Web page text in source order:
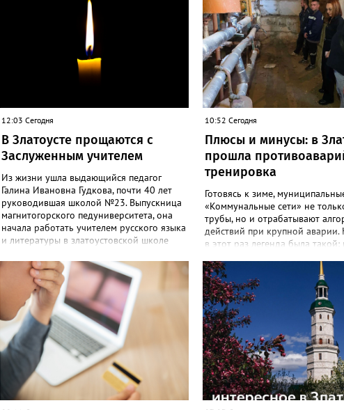
12:03 Сегодня
В Златоусте прощаются с
Заслуженным учителем
Из жизни ушла выдающийся педагог
Галина Ивановна Гудкова, почти 40 лет
руководившая школой №23. Выпускница
магнитогорского педуниверситета, она
начала работать учителем русского языка
и литературы в златоустовской школе
зарекомендовала себя как талантливый
методист. При её поддержке коллеги
участвовали в профессиональных
конкурсах и добивались успехов.
«Благодаря её мудрому руководству в
школе сформировался сильный
педагогический коллектив, объединённый
общими ценностями и любовью к своему
делу. Для многих Галина Ивановна
навсегда останется не только
талантливым руководителем, но и
настоящим Учителем с большой буквы», -
10:52 Сегодня
Плюсы и минусы: в
прошла
тренировка
Готовясь к зиме,
«Коммунальные сети» не
трубы, но и отрабатывают
действий при крупной аварии.
в этот раз легенда была
«бортом» -10, без тепла и
63 многоквартирных дома и
Сотрудники предприятия с
аварией справились. Но
тренировке представители
Госжилинспекции отметили и
«Например, управляющие
несвоевременно приняли
предотвращения
домовой тепловой сети
многоквартирного дома,